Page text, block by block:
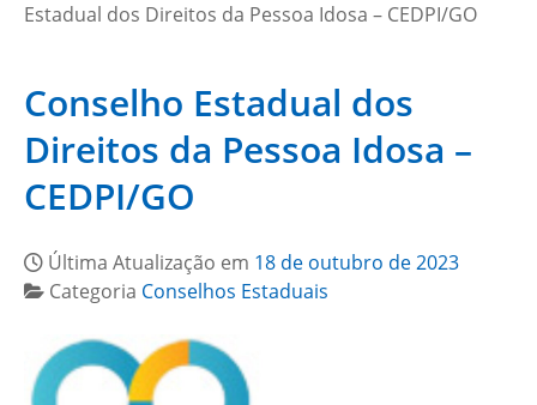
Estadual dos Direitos da Pessoa Idosa – CEDPI/GO
Conselho Estadual dos
Direitos da Pessoa Idosa –
CEDPI/GO
Última Atualização em 18 de outubro de 2023
Categoria Conselhos Estaduais